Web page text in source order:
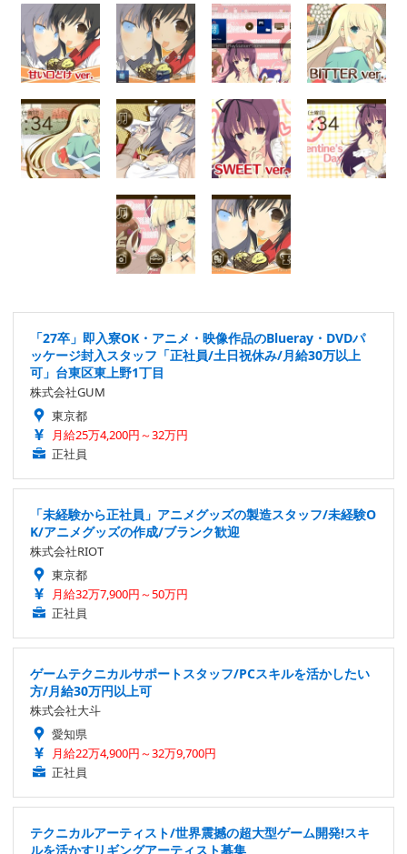
「27卒」即入寮OK・アニメ・映像作品のBlueray・DVDパ
ッケージ封入スタッフ「正社員/土日祝休み/月給30万以上
可」台東区東上野1丁目
株式会社GUM
東京都
月給25万4,200円～32万円
正社員
「未経験から正社員」アニメグッズの製造スタッフ/未経験O
K/アニメグッズの作成/ブランク歓迎
株式会社RIOT
東京都
月給32万7,900円～50万円
正社員
ゲームテクニカルサポートスタッフ/PCスキルを活かしたい
方/月給30万円以上可
株式会社大斗
愛知県
月給22万4,900円～32万9,700円
正社員
テクニカルアーティスト/世界震撼の超大型ゲーム開発!スキ
ルを活かすリギングアーティスト募集